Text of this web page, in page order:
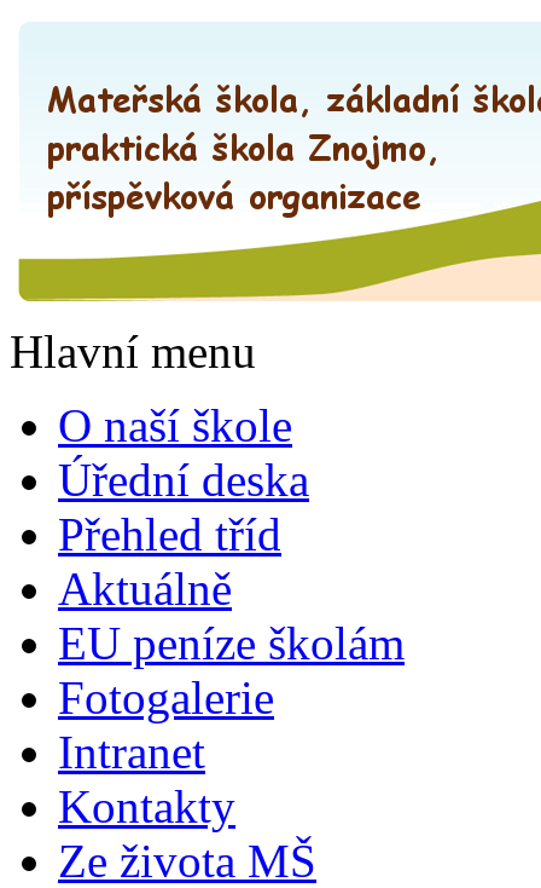
Hlavní menu
O naší škole
Úřední deska
Přehled tříd
Aktuálně
EU peníze školám
Fotogalerie
Intranet
Kontakty
Ze života MŠ